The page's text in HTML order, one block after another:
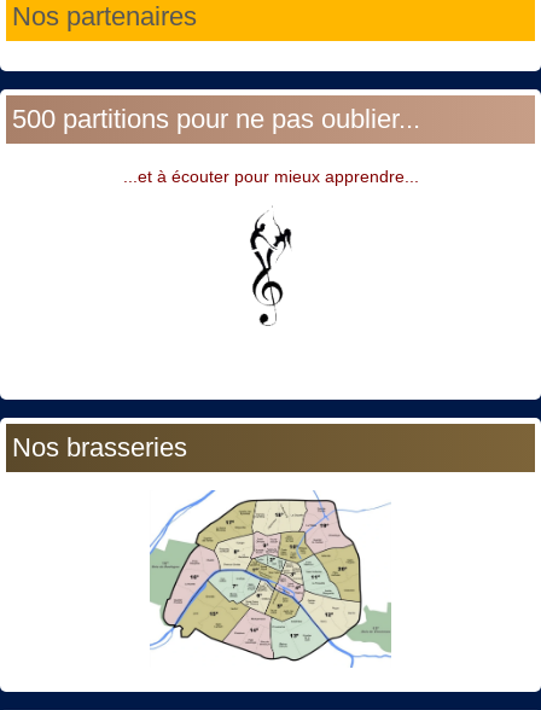
Nos partenaires
500 partitions pour ne pas oublier...
...et à écouter pour mieux apprendre...
Nos brasseries
précédente
précédent
suivante
suivant